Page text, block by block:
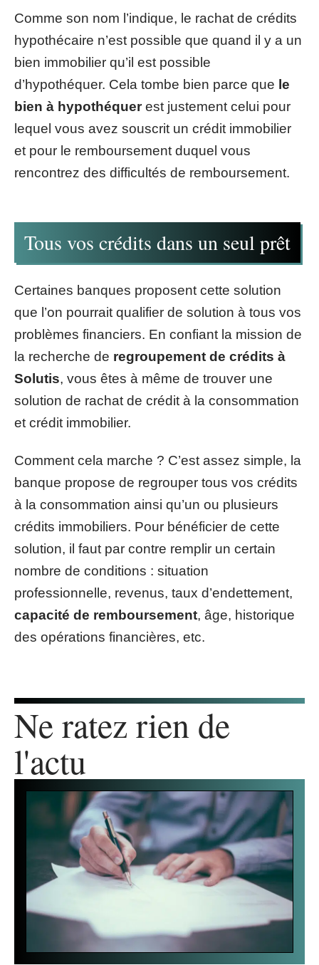
Comme son nom l’indique, le rachat de crédits
hypothécaire n’est possible que quand il y a un
bien immobilier qu’il est possible
d’hypothéquer. Cela tombe bien parce que le
bien à hypothéquerest justement celui pour
lequel vous avez souscrit un crédit immobilier
et pour le remboursement duquel vous
rencontrez des difficultés de remboursement.
Tous vos crédits dans un seul prêt
Certaines banques proposent cette solution
que l’on pourrait qualifier de solution à tous vos
problèmes financiers. En confiant la mission de
la recherche de regroupement de crédits à
Solutis, vous êtes à même de trouver une
solution de rachat de crédit à la consommation
et crédit immobilier.
Comment cela marche ? C’est assez simple, la
banque propose de regrouper tous vos crédits
à la consommation ainsi qu’un ou plusieurs
crédits immobiliers. Pour bénéficier de cette
solution, il faut par contre remplir un certain
nombre de conditions : situation
professionnelle, revenus, taux d’endettement,
capacité de remboursement, âge, historique
des opérations financières, etc.
Ne ratez rien de
l'actu